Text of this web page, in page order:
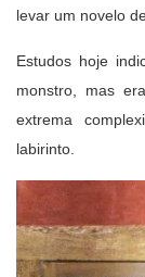
levar um novelo
Estudos hoje
monstro, mas
extrema
labirinto.